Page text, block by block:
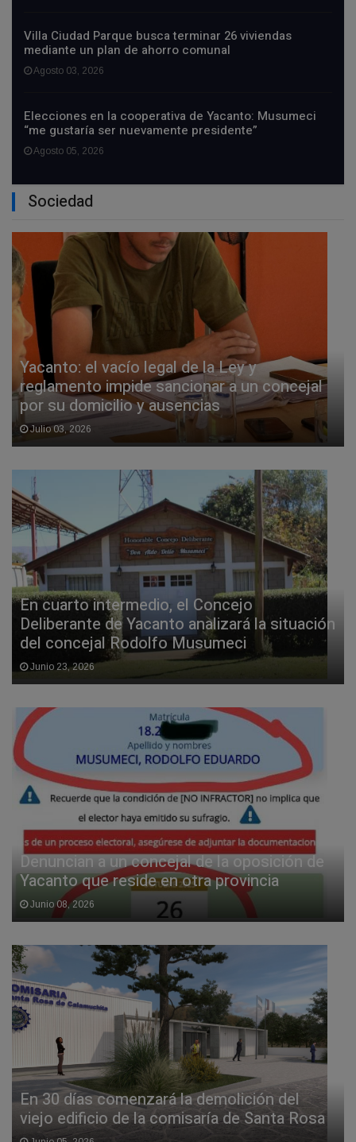
Villa Ciudad Parque busca terminar 26 viviendas
mediante un plan de ahorro comunal
Agosto 03, 2026
Elecciones en la cooperativa de Yacanto: Musumeci
“me gustaría ser nuevamente presidente”
Agosto 05, 2026
Sociedad
Yacanto: el vacío legal de la Ley y
reglamento impide sancionar a un concejal
por su domicilio y ausencias
Julio 03, 2026
En cuarto intermedio, el Concejo
Deliberante de Yacanto analizará la situación
del concejal Rodolfo Musumeci
Junio 23, 2026
Denuncian a un concejal de la oposición de
Yacanto que reside en otra provincia
Junio 08, 2026
En 30 días comenzará la demolición del
viejo edificio de la comisaría de Santa Rosa